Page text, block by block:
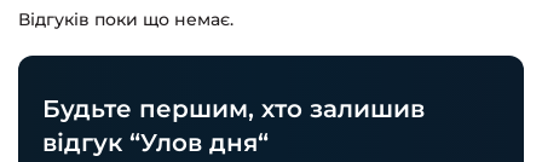
Відгуків поки що немає.
Будьте першим, хто залишив
відгук “Улов дня“